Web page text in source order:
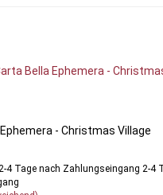
- Christmas Village
2-4